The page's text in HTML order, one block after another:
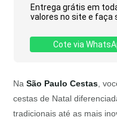
Entrega grátis em
valores no site e faça
Cote via
NaSão Paulo Cestas ,
cestas de Natal
tradicionais até as mais